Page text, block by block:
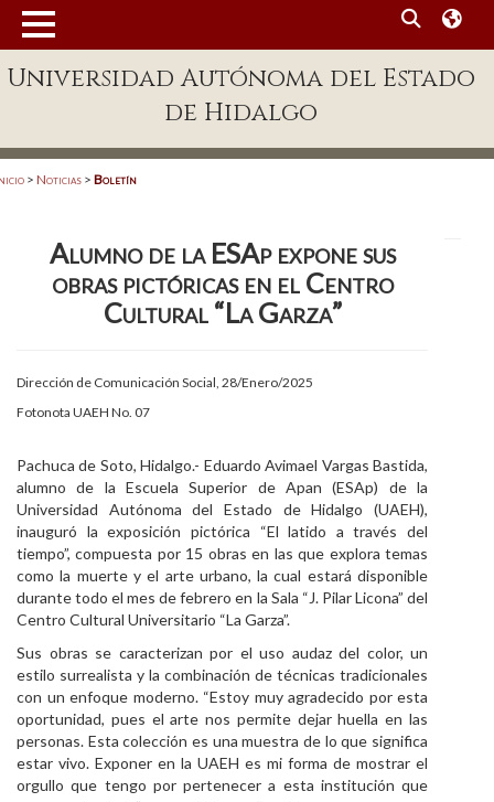
Enlaces
Patronato
Plataforma Garza
Acreditación Internacional
Aspirantes
Personal
Alumni
Visitantes
Universidad Autónoma del Estado
de Hidalgo
> Noticias > Boletín
Alumno de la ESAp expone sus
obras pictóricas en el Centro
Cultural “La Garza”
Dirección de Comunicación Social, 28/Enero/2025
Fotonota UAEH No. 07
Pachuca de Soto, Hidalgo.- Eduardo Avimael Vargas Bastida,
alumno de la Escuela Superior de Apan (ESAp) de la
Universidad Autónoma del Estado de Hidalgo (UAEH),
inauguró la exposición pictórica “El latido a través del
tiempo”, compuesta por 15 obras en las que explora temas
como la muerte y el arte urbano, la cual estará disponible
durante todo el mes de febrero en la Sala “J. Pilar Licona” del
Centro Cultural Universitario “La Garza”.
Sus obras se caracterizan por el uso audaz del color, un
estilo surrealista y la combinación de técnicas tradicionales
con un enfoque moderno. “Estoy muy agradecido por esta
oportunidad, pues el arte nos permite dejar huella en las
personas. Esta colección es una muestra de lo que significa
estar vivo. Exponer en la UAEH es mi forma de mostrar el
orgullo que tengo por pertenecer a esta institución que